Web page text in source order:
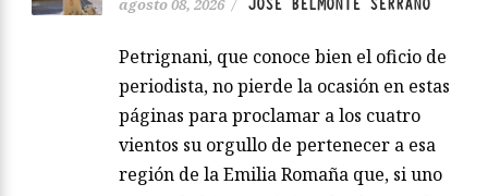
agosto 08, 2026 /
Petrignani, que conoce bien el oficio de
periodista, no pierde la ocasión en estas
páginas para proclamar a los cuatro
vientos su orgullo de pertenecer a esa
región de la Emilia Romaña que, si uno